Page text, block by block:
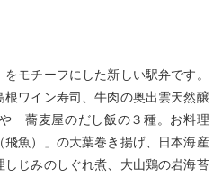
モチーフにした新しい駅弁です。
ワイン寿司、牛肉の奥出雲天然醸
蕎麦屋のだし飯の３種。お料理
魚）」の大葉巻き揚げ、日本海産
じみのしぐれ煮、大山鶏の岩海苔